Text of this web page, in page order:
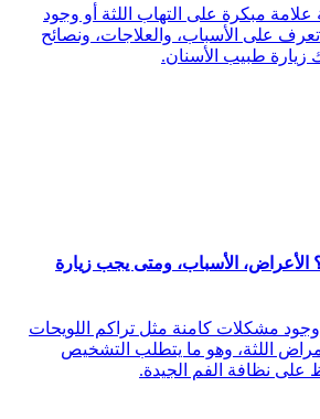
علامة مبكرة على التهاب اللثة أو وجود
على الأسباب، والعلاجات، ونصائح
زيارة طبيب الأسنان.
الأعراض، الأسباب، ومتى يجب زيارة
وجود مشكلات كامنة مثل تراكم اللويحات
أمراض اللثة، وهو ما يتطلب التشخيص
على نظافة الفم الجيدة.